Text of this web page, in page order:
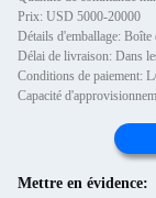
Prix: USD 5000-20000
Détails d'emballage: Boîte
Délai de livraison: Dans
Conditions de paiement:
Capacité
Mettre en évidence: